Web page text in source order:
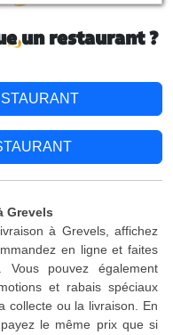
un restaurant ?
Grevels
à Grevels, affichez
en ligne et faites
pouvez également
et rabais spéciaux
collecte ou la livraison. En
le même prix que si